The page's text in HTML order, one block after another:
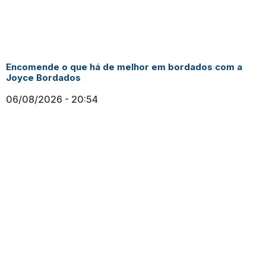
Encomende o que há de melhor em bordados com a
Joyce Bordados
06/08/2026 20:54